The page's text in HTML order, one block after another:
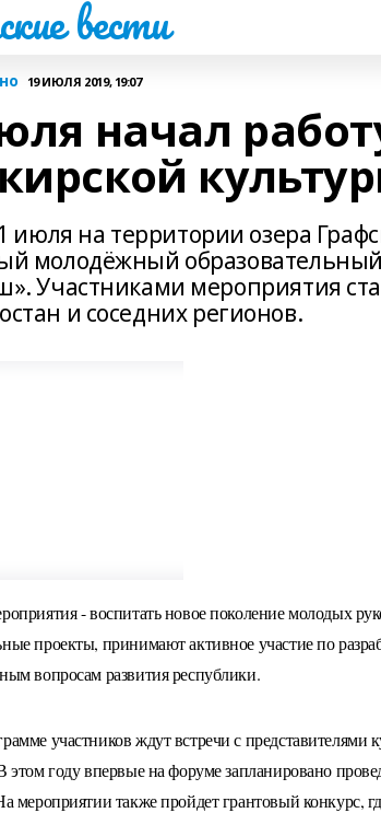
вести
19 ИЮЛЯ 2019, 19:07
начал
июля на территории озера
молодёжный
Участниками мероприятия
и соседних регионов.
- воспитать новое поколение молодых
проекты, принимают активное участие по
вопросам развития республики.
участников ждут встречи с
этом году впервые на форуме запланировано
мероприятии также пройдет грантовый конкурс,